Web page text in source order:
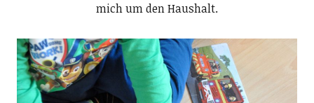
mich um den Haushalt.